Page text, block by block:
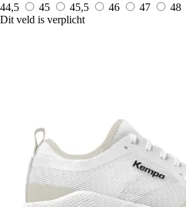
44,5
45 45,5 46 47 48
Dit veld is verplicht